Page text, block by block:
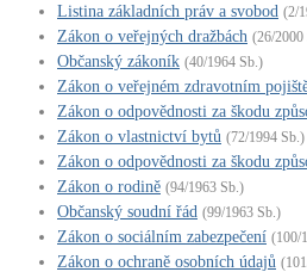
Listina základních práv a svobod (2/
Zákon o veřejných dražbách (26/2000
Občanský zákoník (40/1964 Sb.)
Zákon o veřejném zdravotním
Zákon o odpovědnosti za škodu
Zákon o vlastnictví bytů (72/1994 Sb.)
Zákon o odpovědnosti za škodu
Zákon o rodině (94/1963 Sb.)
Občanský soudní řád (99/1963 Sb.)
Zákon o sociálním zabezpečení (100/
Zákon o ochraně osobních údajů